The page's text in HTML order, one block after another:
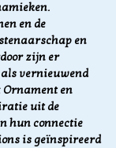
en de
en
zijn er
vernieuwend
Ornament en
uit de
hun connectie
is geïnspireerd